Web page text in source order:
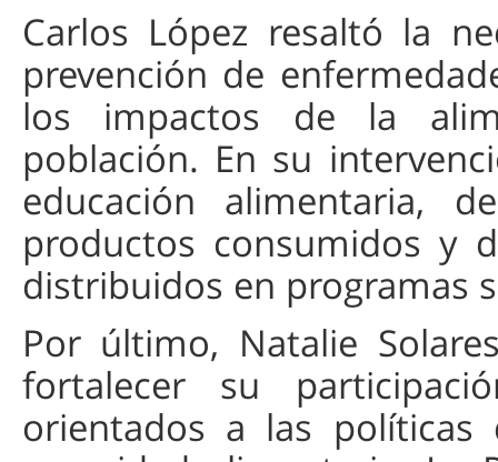
Carlos López resaltó la
prevención de
los impactos de la
población. En su
educación alimentaria,
productos consumidos y
distribuidos en programas
Por último, Natalie
fortalecer su
orientados a las